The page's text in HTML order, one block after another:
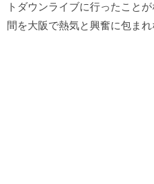
トダウンライブに行ったこと
間を大阪で熱気と興奮に包まれ